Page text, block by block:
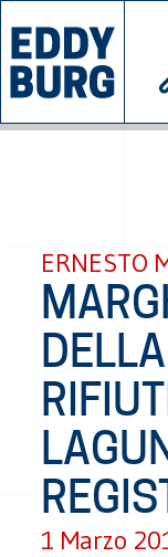
ERNESTO
1 Marzo